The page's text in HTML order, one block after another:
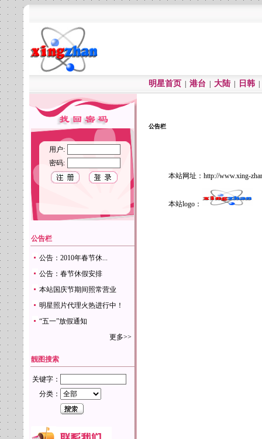
明星首页 港台 大陆 日韩
用户:
密码:
公告栏
公告：2010年春节休...
公告：春节休假安排
本站国庆节期间照常营业
明星照片代理火热进行中！
“五一”放假通知
更多>>
靓图搜索
关键字：
分类：
公告栏
本站网址：http://www.xing-
本站logo：